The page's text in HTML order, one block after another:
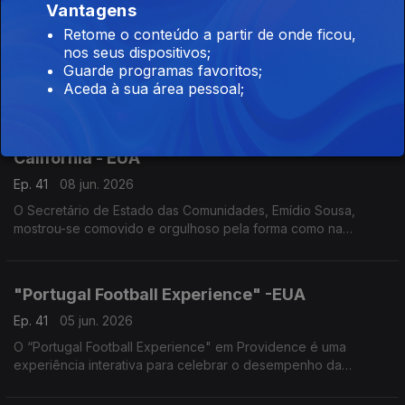
09 jun. 2026
Na Venezuela o Dia de Portugal não passa em claro. Festejado
um pouco por todo o país este é um dia de convívio e de
promoção das artes e cultura lusas.
Califórnia - EUA
Ep. 41
08 jun. 2026
O Secretário de Estado das Comunidades, Emídio Sousa,
mostrou-se comovido e orgulhoso pela forma como na
"Portugal Football Experience" -EUA
Ep. 41
05 jun. 2026
O “Portugal Football Experience" em Providence é uma
experiência interativa para celebrar o desempenho da
Vantagens
Retome o conteúdo a partir de onde ficou,
nos seus dispositivos;
Guarde programas favoritos;
Aceda à sua área pessoal;